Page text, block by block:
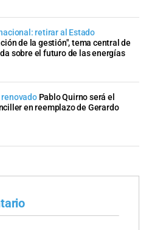
retirar al Estado
de la gestión", tema central de
sobre el futuro de las energías
Pablo Quirno será el
en reemplazo de Gerardo